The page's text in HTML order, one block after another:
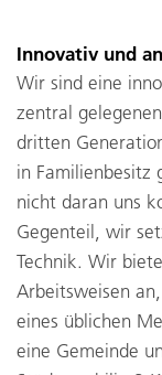
Innovativ und
Wir sind eine
zentral
dritten
in Familienbesitz
nicht daran uns
Gegenteil, wir
Technik. Wir
Arbeitsweisen
eines üblichen
eine Gemeinde